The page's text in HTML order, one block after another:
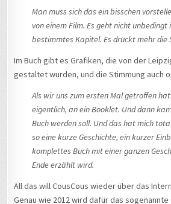
Man muss sich das ein bisschen
von einem Film. Es geht nicht unbedingt
bestimmtes Kapitel. Es drückt mehr die
Im Buch gibt es Grafiken, die von der
gestaltet wurden, und die Stimmung auch
Als wir uns zum ersten Mal getroffen
eigentlich, an ein Booklet. Und dann
Buch werden soll. Und das hat mich
so eine kurze Geschichte, ein kurzer
komplettes Buch mit einer ganzen
Ende erzählt wird.
All das will CousCous wieder über das
Genau wie 2012 wird dafür das